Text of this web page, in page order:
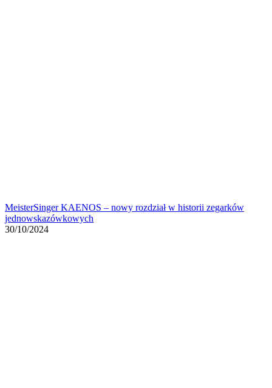
MeisterSinger KAENOS – nowy rozdział w historii zegarków
jednowskazówkowych
30/10/2024